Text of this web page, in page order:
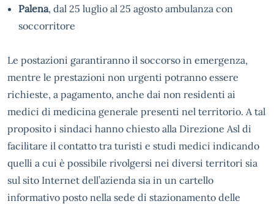
Palena, dal 25 luglio al 25 agosto ambulanza con
soccorritore
Le postazioni garantiranno il soccorso in emergenza,
mentre le prestazioni non urgenti potranno essere
richieste, a pagamento, anche dai non residenti ai
medici di medicina generale presenti nel territorio. A tal
proposito i sindaci hanno chiesto alla Direzione Asl di
facilitare il contatto tra turisti e studi medici indicando
quelli a cui è possibile rivolgersi nei diversi territori sia
sul sito Internet dell’azienda sia in un cartello
informativo posto nella sede di stazionamento delle